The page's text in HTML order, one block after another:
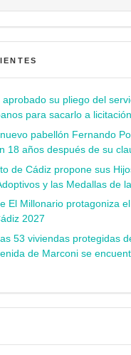
aprobado su pliego del
para sacarlo a licitación
nuevo pabellón Fernando
18 años después de su
de Cádiz propone sus
y las Medallas de
El Millonario protagoniza
2027
53 viviendas protegidas
de Marconi se